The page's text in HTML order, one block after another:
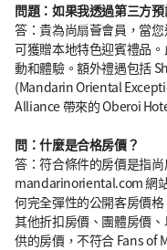
問題：如果我透過第三方
答：貴為尚扇薈會員，當
可獲贈本地特色迎賓禮品
動和體驗。額外禮遇包括
(Mandarin Oriental
Alliance 帶來的 Oberoi
問：什麼是合格房價？
答：符合條件的房價是指
mandarinoriental.com 網
何完全彈性的公開客房價
其他折扣房價、團體房價
供的房價，不符合 Fans of